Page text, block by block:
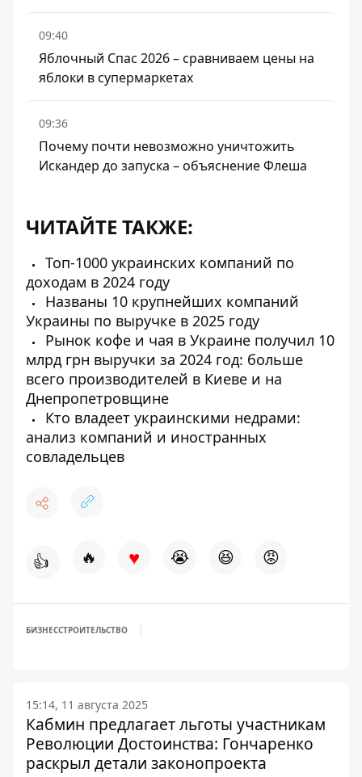
09:40
Яблочный Спас 2026 – сравниваем цены на
яблоки в супермаркетах
09:36
Почему почти невозможно уничтожить
Искандер до запуска – объяснение Флеша
ЧИТАЙТЕ ТАКЖЕ:
Топ-1000 украинских компаний по
доходам в 2024 году
Названы 10 крупнейших компаний
Украины по выручке в 2025 году
Рынок кофе и чая в Украине получил 10
млрд грн выручки за 2024 год: больше
всего производителей в Киеве и на
Днепропетровщине
Кто владеет украинскими недрами:
анализ компаний и иностранных
совладельцев
👍 🔥 ♥ 😭 😆 😡
БИЗНЕССТРОИТЕЛЬСТВО
15:14, 11 августа 2025
Кабмин предлагает льготы участникам
Революции Достоинства: Гончаренко
раскрыл детали законопроекта